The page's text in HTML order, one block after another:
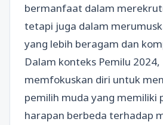
bermanfaat dalam
tetapi juga dalam
yang lebih beragam dan
Dalam konteks Pemilu 2024,
memfokuskan diri untuk
pemilih muda yang memiliki
harapan berbeda terhadap